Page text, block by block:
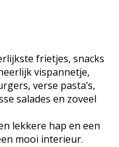
frietjes, snacks
vispannetje,
verse pasta’s,
salades en zoveel
lekkere hap en een
mooi interieur.